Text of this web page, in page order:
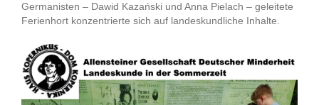
Germanisten – Dawid Kazański und Anna Pielach – geleitete
Ferienhort konzentrierte sich auf landeskundliche Inhalte.